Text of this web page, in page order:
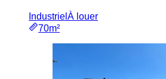
Industriel À louer
70m²